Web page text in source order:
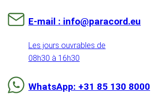
E-mail : info@paracord.eu
Les jours ouvrables de
08h30 à 16h30
WhatsApp: +31 85 130 8000